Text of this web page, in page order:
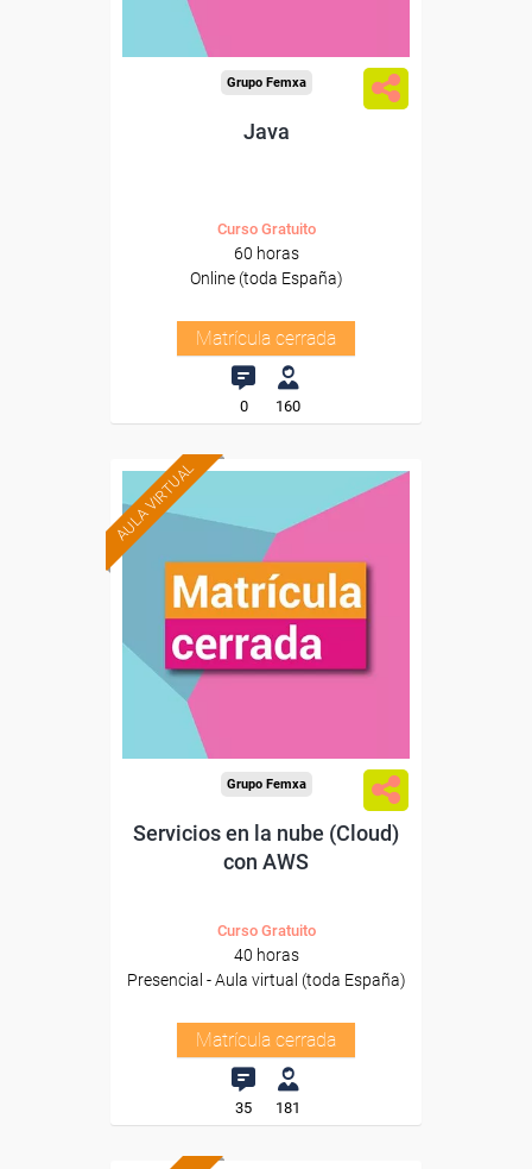
Grupo Femxa
Java
Curso Gratuito
60 horas
Online (toda España)
Matrícula cerrada
0 160
AULA VIRTUAL
Grupo Femxa
Servicios en la nube (Cloud)
con AWS
Curso Gratuito
40 horas
Presencial - Aula virtual (toda España)
Matrícula cerrada
35 181